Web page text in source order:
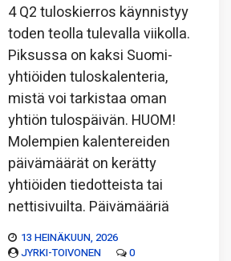
4 Q2 tuloskierros käynnistyy
toden teolla tulevalla viikolla.
Piksussa on kaksi Suomi-
yhtiöiden tuloskalenteria,
mistä voi tarkistaa oman
yhtiön tulospäivän. HUOM!
Molempien kalentereiden
päivämäärät on kerätty
yhtiöiden tiedotteista tai
nettisivuilta. Päivämääriä
13 HEINÄKUUN, 2026
JYRKI-TOIVONEN
0